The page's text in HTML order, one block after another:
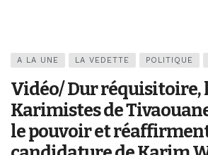
A LA UNE LA VEDETTE POLITIQUE
Vidéo/ Dur réquisitoire,
Karimistes de
le pouvoir et